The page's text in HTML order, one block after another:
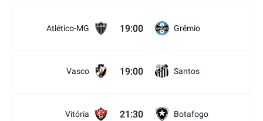
Atlético-MG 19:00 Grêmio
Vasco 19:00 Santos
Vitória 21:30 Botafogo